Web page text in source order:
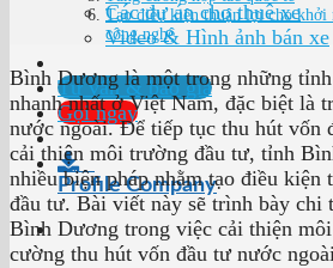
Các dự án cho thuê xe
Video & Hình ảnh bán xe
Tư vấn & báo giá
Gọi ngay
Profile Company
Tạo điều kiện thuận lợi cho khởi
công nghệ
Bình Dương là một trong những
nhanh nhất ở Việt Nam, đặc biệt là
nước ngoài. Để tiếp tục thu hút vốn
cải thiện môi trường đầu tư, tỉnh
nhiều biện pháp nhằm tạo điều kiện
đầu tư. Bài viết này sẽ trình bày chi
Bình Dương trong việc cải thiện
cường thu hút vốn đầu tư nước